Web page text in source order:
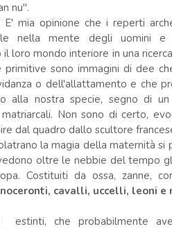
nu".
E' mia opinione che i reperti
nella mente degli uomini
loro mondo interiore in una
primitive sono immagini di dee
o dell'allattamento e che
alla nostra specie, segno di
matriarcali. Non sono di certo,
dal quadro dallo scultore
la magia della maternità si
oltre le nebbie del tempo
Costituiti da ossa, zanne,
cavalli, uccelli, leoni e
estinti, che probabilmente